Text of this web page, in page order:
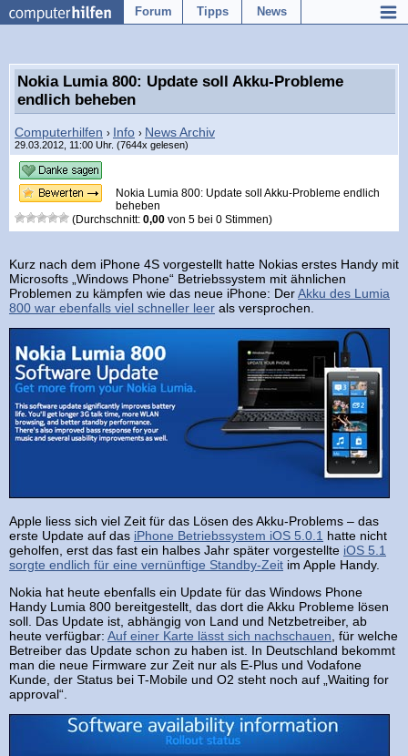
Forum Tipps News
Nokia Lumia 800: Update soll Akku-Probleme
endlich beheben
Computerhilfen › Info › News Archiv
29.03.2012, 11:00 Uhr. (7644x gelesen)
Nokia Lumia 800: Update soll Akku-Probleme endlich
beheben
(Durchschnitt: 0,00 von 5 bei 0 Stimmen)
Kurz nach dem iPhone 4S vorgestellt hatte Nokias erstes Handy mit
Microsofts „Windows Phone“ Betriebssystem mit ähnlichen
Problemen zu kämpfen wie das neue iPhone: DerAkku des Lumia
800 war ebenfalls viel schneller leer als versprochen.
Apple liess sich viel Zeit für das Lösen des Akku-Problems – das
erste Update auf das iPhone Betriebssystem iOS 5.0.1 hatte nicht
geholfen, erst das fast ein halbes Jahr später vorgestellte iOS 5.1
sorgte endlich für eine vernünftige Standby-Zeit im Apple Handy.
Nokia hat heute ebenfalls ein Update für das Windows Phone
Handy Lumia 800 bereitgestellt, das dort die Akku Probleme lösen
soll. Das Update ist, abhängig von Land und Netzbetreiber, ab
heute verfügbar: Auf einer Karte lässt sich nachschauen , für welche
Betreiber das Update schon zu haben ist. In Deutschland bekommt
man die neue Firmware zur Zeit nur als E-Plus und Vodafone
Kunde, der Status bei T-Mobile und O2 steht noch auf „Waiting for
approval“.